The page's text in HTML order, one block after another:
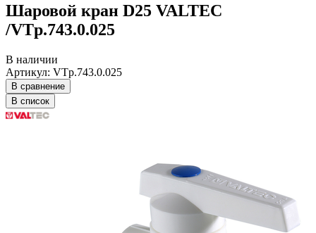
Шаровой кран D25 VALTEC
/VTp.743.0.025
В наличии
Артикул: VTp.743.0.025
В сравнение
В список